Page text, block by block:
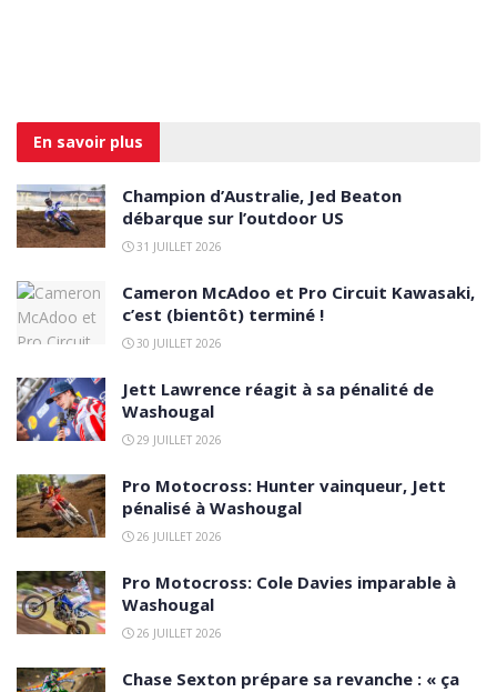
En savoir plus
Champion d’Australie, Jed Beaton
débarque sur l’outdoor US
31 JUILLET 2026
Cameron McAdoo et Pro Circuit Kawasaki,
c’est (bientôt) terminé !
30 JUILLET 2026
Jett Lawrence réagit à sa pénalité de
Washougal
29 JUILLET 2026
Pro Motocross: Hunter vainqueur, Jett
pénalisé à Washougal
26 JUILLET 2026
Pro Motocross: Cole Davies imparable à
Washougal
26 JUILLET 2026
Chase Sexton prépare sa revanche : « ça